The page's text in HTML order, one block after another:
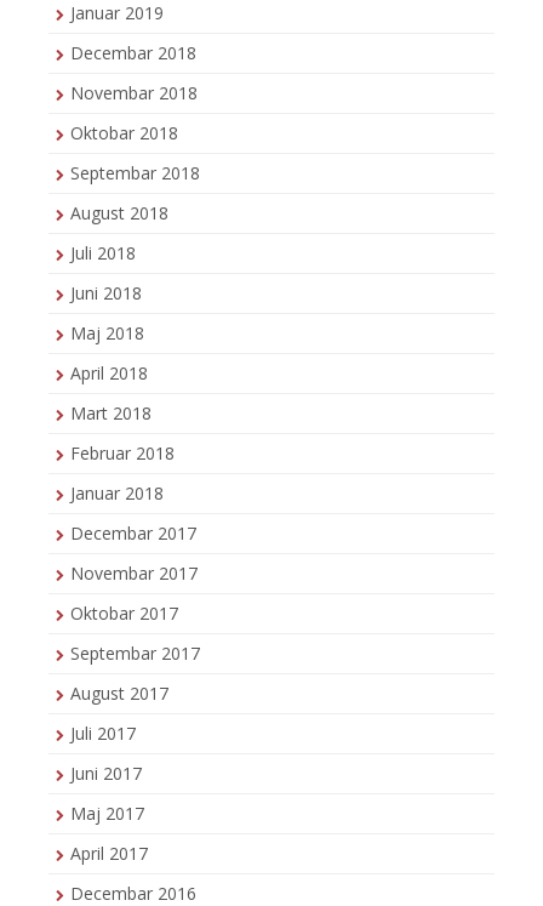
Januar 2019
Decembar 2018
Novembar 2018
Oktobar 2018
Septembar 2018
August 2018
Juli 2018
Juni 2018
Maj 2018
April 2018
Mart 2018
Februar 2018
Januar 2018
Decembar 2017
Novembar 2017
Oktobar 2017
Septembar 2017
August 2017
Juli 2017
Juni 2017
Maj 2017
April 2017
Decembar 2016